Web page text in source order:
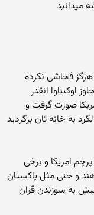
میدانید
هرگز فحاشی نکرده
اوکیناوا انقدر
صورت گرفت و
به خانه تان برگردید
امریکا و برخی
و حتی مثل پاکستان
به سوزندن قران